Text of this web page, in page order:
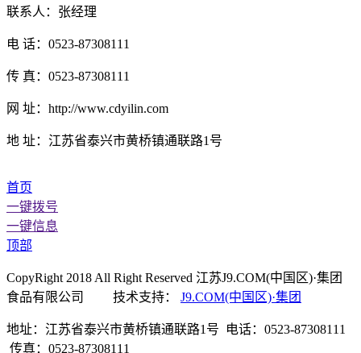
联系人：张经理
电 话：0523-87308111
传 真：0523-87308111
网 址：http://www.cdyilin.com
地 址：江苏省泰兴市黄桥镇通联路1号
首页
一键拨号
一键信息
顶部
CopyRight 2018 All Right Reserved 江苏J9.COM(中国区)·集团
食品有限公司 技术支持： J9.COM(中国区)·集团
地址：江苏省泰兴市黄桥镇通联路1号 电话：0523-87308111
传真：0523-87308111